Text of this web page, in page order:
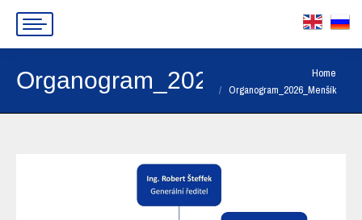
Organogram_2026_MenšíkHome
Organogram_2026_Menšík